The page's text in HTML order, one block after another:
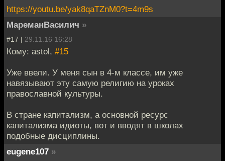
https://youtu.be/yak8qaTZnM0?t=4m9s
МареманВасилич »
#17 | 29.11.16 16:28
Кому: astol, #15
Уже ввели. У меня сын в 4-м классе, им уже
навязывают эту самую религию на уроках
православной культуры.
В стране капитализм, а основной ресурс
капитализма идиоты, вот и вводят в школах
подобные дисциплины.
eugene107 »